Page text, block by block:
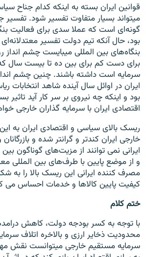
قوانین ایران بسته به اینکه کدام جناح
میتواند بسیار متفاوت تفسیر شود. تفسیر
گونه‌ای است که عملا سدی برای فعالیت
بود، حال آنکه تیم دولت تفسیر معتدلانه‌ای
بنگاه‌های بین المللی میبایست چشم انداز
برای دست کم برای بین ده تا بیست سال
سرمایه است داشته باشند. چنین چشم
ایران در اوائل سال آینده شاهد
بود و اینکه چه نیروی بر سر کار آید تاثیر
اقتصادی ایران با سرمایه گذاران خارجی
ریسک بالای سیاسی و اقتصادی ایران به
خارجی ایران کندتر و گرانتر شده و
ایرانی نمی توانند از مزیت‌های گوناگون بین
و از موضع پایین با طرف‌های بین المللی
مصرف کننده ایرانی این ریسک بالا را به شکل
کیفیت پایین کالاها و خدمات احساس می
ختم کلام
با توجه به کسر بودجه دولت، کاهش
محدودیت ذخایر ارزی و بالاخره اتلاف
سرمایه مستقیم خارجی میتوانست نقش